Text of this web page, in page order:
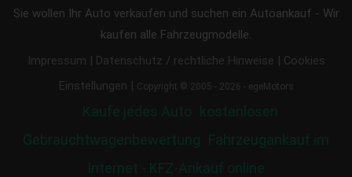
Sie wollen Ihr Auto verkaufen und suchen ein Autoankauf - Wir
kaufen alle Fahrzeugmodelle.
Impressum | Datenschutz / rechtliche Hinweise | Cookies
Einstellungen | Copyright © 2005 - 2026 - egeMotors
Kaufe jedes Auto kostenlosen
Gebrauchtwagenbewertung Fahrzeugankauf im
Internet - KFZ-Ankauf online